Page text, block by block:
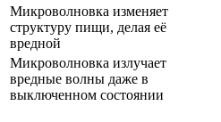
Микроволновка изменяет
структуру пищи, делая её
вредной
Микроволновка излучает
вредные волны даже в
выключенном состоянии